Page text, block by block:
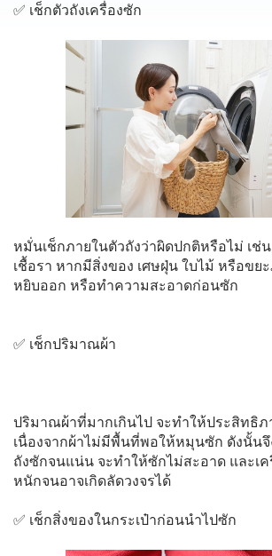
✅ เช็กตัวถังเครื่องซัก
หมั่นเช็กภายในตัวถังว่าผิดปกติหรือไม่ เช่
เชื้อรา หากมีสิ่งของ เศษฝุ่น ใบไม้ หรือขย
หยิบออก หรือทำความสะอาดก่อนซัก
✅ เช็กปริมาณผ้า
ปริมาณผ้าที่มากเกินไป จะทำให้ประสิทธิ
เนื่องจากผ้าไม่มีพื้นที่พอให้หมุนซัก ดังนั้นจึ
ถังซักจนแน่น จะทำให้ซักไม่สะอาด และเ
หนักจนอาจเกิดลัดวงจรได้
✅ เช็กสิ่งของในกระเป๋าก่อนนำไปซัก